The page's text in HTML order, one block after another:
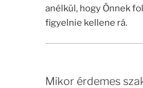
anélkül, hogy Önnek
figyelnie kellene rá.
Mikor érdemes